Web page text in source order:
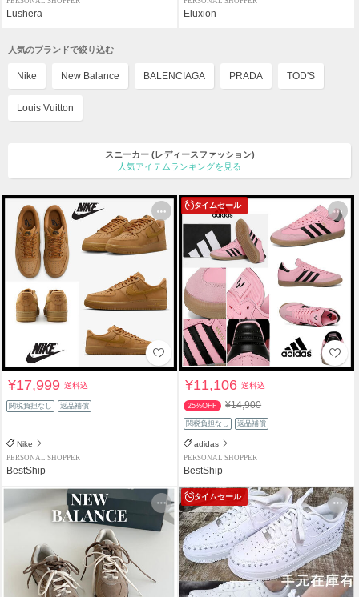
Lushera Eluxion
人気のブランドで絞り込む
Nike New Balance BALENCIAGA PRADA TOD'S
Louis Vuitton
スニーカー (レディースファッション)
人気アイテムランキングを見る
¥17,999送料込
関税負担なし 返品補償
Nike
PERSONAL SHOPPER
BestShip
タイムセール
¥11,106送料込
25%OFF ¥14,900
関税負担なし 返品補償
adidas
PERSONAL SHOPPER
BestShip
タイムセール